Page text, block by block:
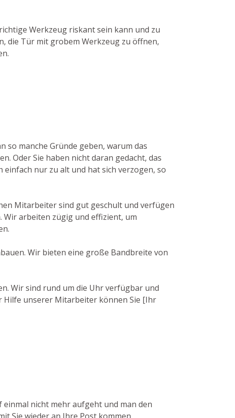
Werkzeug riskant sein kann und zu
die Tür mit grobem Werkzeug zu öffnen,
so manche Gründe geben, warum das
Oder Sie haben nicht daran gedacht, das
einfach nur zu alt und hat sich verzogen, so
Mitarbeiter sind gut geschult und verfügen
Wir arbeiten zügig und effizient, um
Wir bieten eine große Bandbreite von
Wir sind rund um die Uhr verfügbar und
Hilfe unserer Mitarbeiter können Sie [Ihr
nicht mehr aufgeht und man den